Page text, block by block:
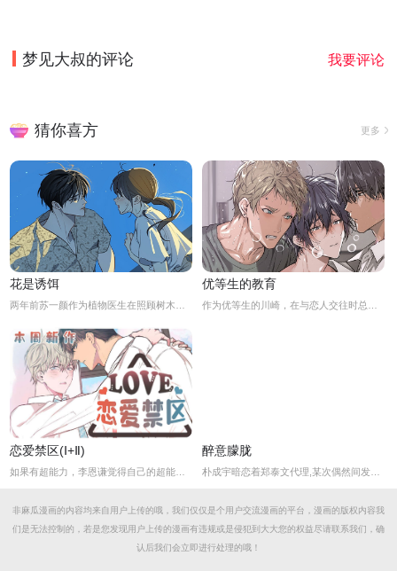
梦见大叔的评论 我要评论
猜你喜方 更多
花是诱饵 优等生的教育
恋爱禁区(Ⅰ+Ⅱ)
如果有超能力，李恩谦觉得自己的超能力一定是垃圾回收站。为什么从小到他，他交往的人全是渣男呢？？他除了颜控，对于对象真的不挑的啊！！直到他严厉的上司，他的外貌理想型，对他表现出似有若无的好感……他一定喜欢自己吧？这次有希望摆脱渣男了！少年人，太天真啦，非酋是一辈子的事哟。
醉意朦胧
朴成宇暗恋着郑泰文代理,某次偶然间发现郑泰文代理的手机信息得知他的爱好后，朴成宇马上跟他坦白，希望他能和自己交往，但郑泰文误以为朴成宇是想拿这事威胁他...
非麻瓜漫画的内容均来自用户上传的哦，我们仅仅是个用户交流漫画的平台，漫画的版权内容我
们是无法控制的，若是您发现用户上传的漫画有违规或是侵犯到大大您的权益尽请联系我们，确
认后我们会立即进行处理的哦！